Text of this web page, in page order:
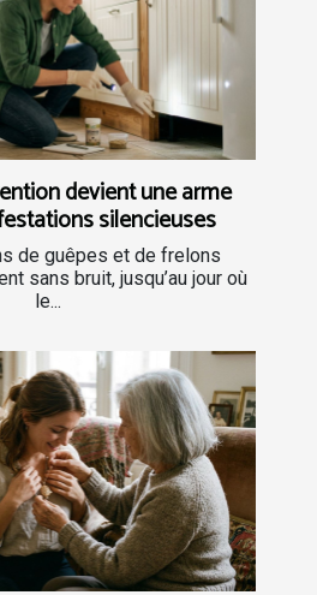
devient une arme
silencieuses
de guêpes et de frelons
sans bruit, jusqu’au jour où
le...